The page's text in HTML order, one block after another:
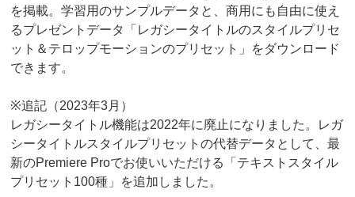
を掲載。学習用のサンプルデータと、商用にも自由に使え
るプレゼントデータ「レガシータイトルのスタイルプリセ
ット＆テロップモーションのプリセット」をダウンロード
できます。
※追記（2023年3月）
レガシータイトル機能は2022年に廃止になりました。レガ
シータイトルスタイルプリセットの代替データとして、最
新のPremiere Proでお使いいただける「テキストスタイル
プリセット100種」を追加しました。